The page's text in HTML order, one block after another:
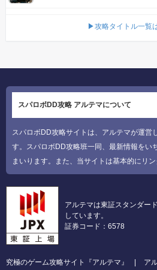
▶攻略タイトル一覧
スパロボDD攻略 アルテマについて
スパロボDD攻略サイトは、アルテマが運営
す。スパロボDD攻略班一同、最新情報をい
まいります。また、当サイトは基本的にリン
アルテマは東証スタンダー
しています。
証券コード：6578
究極のゲーム攻略サイト『アルテマ』 ア